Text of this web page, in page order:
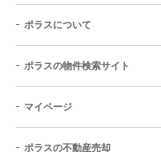
ポラスについて
ポラスの物件検索サイト
マイページ
ポラスの不動産売却